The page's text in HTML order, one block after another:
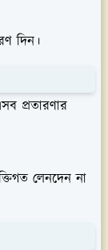
দিন।
প্রতারণার
লেনদেন না